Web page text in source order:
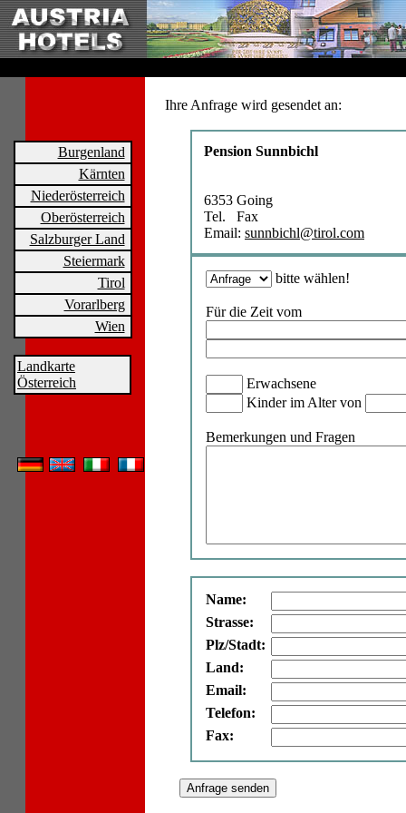
Burgenland
Kärnten
Niederösterreich
Oberösterreich
Salzburger Land
Steiermark
Tirol
Vorarlberg
Wien
Landkarte
Österreich
Ihre Anfrage wird gesendet an:
Pension Sunnbichl
6353 Going
Tel. Fax
Email: sunnbichl@tirol.com
bitte wählen!
Für die Zeit vom
Erwachsene
Kinder im Alter von
Bemerkungen und Fragen
Name:
Strasse:
Plz/Stadt:
Land:
Email:
Telefon:
Fax: